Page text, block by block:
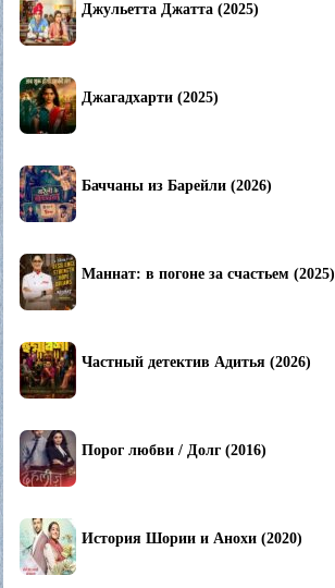
Джульетта Джатта (2025)
Джагадхарти (2025)
Баччаны из Барейли (2026)
Маннат: в погоне за счастьем (2025)
Частный детектив Адитья (2026)
Порог любви / Долг (2016)
История Шории и Анохи (2020)